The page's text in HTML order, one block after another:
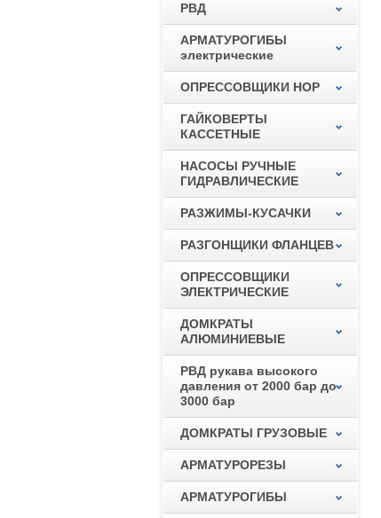
РВД
АРМАТУРОГИБЫ
электрические
ОПРЕССОВЩИКИ НОР
ГАЙКОВЕРТЫ
КАССЕТНЫЕ
НАСОСЫ РУЧНЫЕ
ГИДРАВЛИЧЕСКИЕ
РАЗЖИМЫ-КУСАЧКИ
РАЗГОНЩИКИ ФЛАНЦЕВ
ОПРЕССОВЩИКИ
ЭЛЕКТРИЧЕСКИЕ
ДОМКРАТЫ
АЛЮМИНИЕВЫЕ
РВД рукава высокого
давления от 2000 бар до
3000 бар
ДОМКРАТЫ ГРУЗОВЫЕ
АРМАТУРОРЕЗЫ
АРМАТУРОГИБЫ